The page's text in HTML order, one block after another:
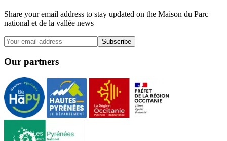
Share your email address to stay updated on the Maison du Parc
national et de la vallée news
Subscribe
Our partners